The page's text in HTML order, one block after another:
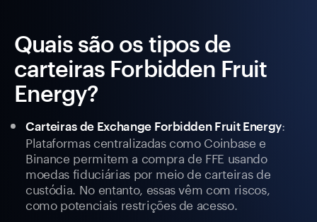
Quais são os tipos de
carteiras Forbidden Fruit
Energy?
Carteiras de Exchange Forbidden Fruit Energy:
Plataformas centralizadas como Coinbase e
Binance permitem a compra de FFE usando
moedas fiduciárias por meio de carteiras de
custódia. No entanto, essas vêm com riscos,
como potenciais restrições de acesso.